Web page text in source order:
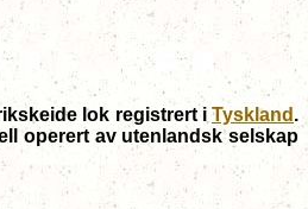
lok registrert iTyskland .
operert av utenlandsk selskap